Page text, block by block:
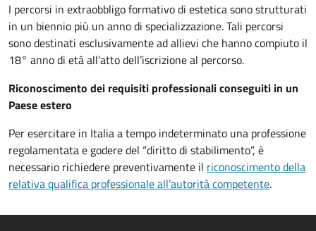
I percorsi in extraobbligo formativo di estetica sono strutturati
in un biennio più un anno di specializzazione. Tali percorsi
sono destinati esclusivamente ad allievi che hanno compiuto il
18° anno di età all’atto dell’iscrizione al percorso.
Riconoscimento dei requisiti professionali conseguiti in un
Paese estero
Per esercitare in Italia a tempo indeterminato una professione
regolamentata e godere del “diritto di stabilimento”, è
necessario richiedere preventivamente il riconoscimento della
relativa qualifica professionale all’autorità competente.